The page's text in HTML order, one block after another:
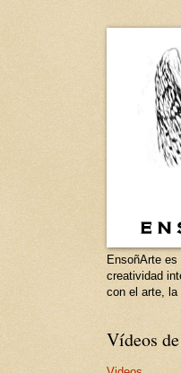
EnsoñArte
creatividad
con el arte,
Vídeos